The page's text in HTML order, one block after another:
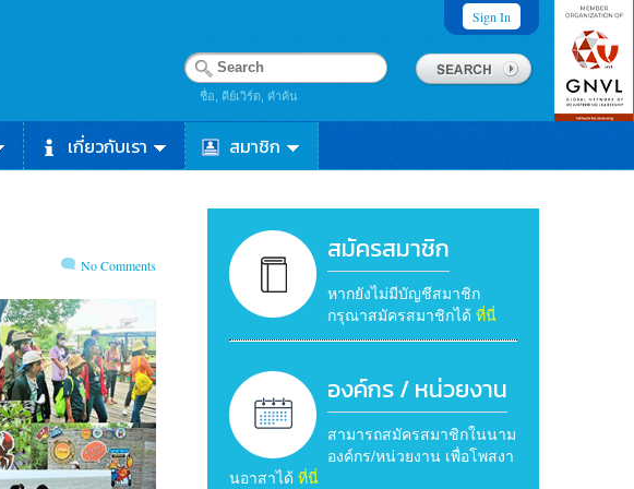
Sign In
ชื่อ, คีย์เวิร์ด, คำค้น
เกี่ยวกับเรา สมาชิก
No Comments สมัครสมาชิก
หากยังไม่มีบัญชีสมาชิก
กรุณาสมัครสมาชิกได้ ที่นี่
องค์กร / หน่วยงาน
สามารถสมัครสมาชิกในนาม
องค์กร/หน่วยงาน เพื่อโพสงา
นอาสาได้ ที่นี่